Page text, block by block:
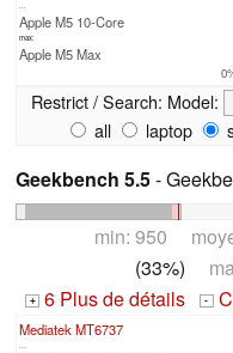
Apple M5 10-Core
max:
Apple M5 Max
Restrict / Search: Model:
all
laptop
Geekbench 5.5-
min: 950
(33%)
+ 6 Plus de détails -
Mediatek MT6737
...